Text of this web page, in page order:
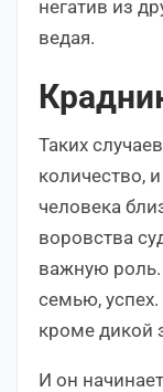
негатив из
ведая.
Таких
количество,
человека
воровства
важную
семью,
кроме дикой
И он